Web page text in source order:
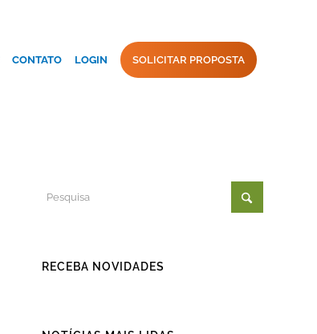
CONTATO SOLICITAR PROPOSTA
LOGIN
RECEBA NOVIDADES